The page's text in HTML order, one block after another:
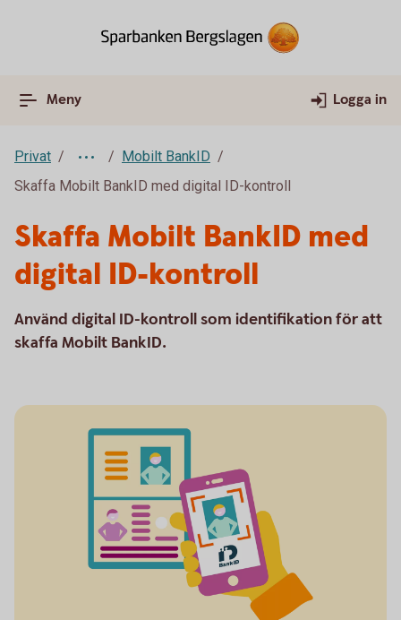
Meny Logga in
Privat
Mobilt BankID
Skaffa Mobilt BankID med digital ID-kontroll
Skaffa Mobilt BankID med
digital ID-kontroll
Använd digital ID-kontroll som identifikation för att
skaffa Mobilt BankID.